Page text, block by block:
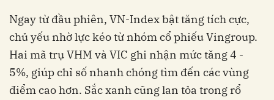
Ngay từ đầu phiên, VN-Index bật tăng tích cực,
chủ yếu nhờ lực kéo từ nhóm cổ phiếu Vingroup.
Hai mã trụ VHM và VIC ghi nhận mức tăng 4 -
5%, giúp chỉ số nhanh chóng tìm đến các vùng
điểm cao hơn. Sắc xanh cũng lan tỏa trong rổ